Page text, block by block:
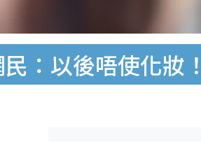
：以後唔使化妝！